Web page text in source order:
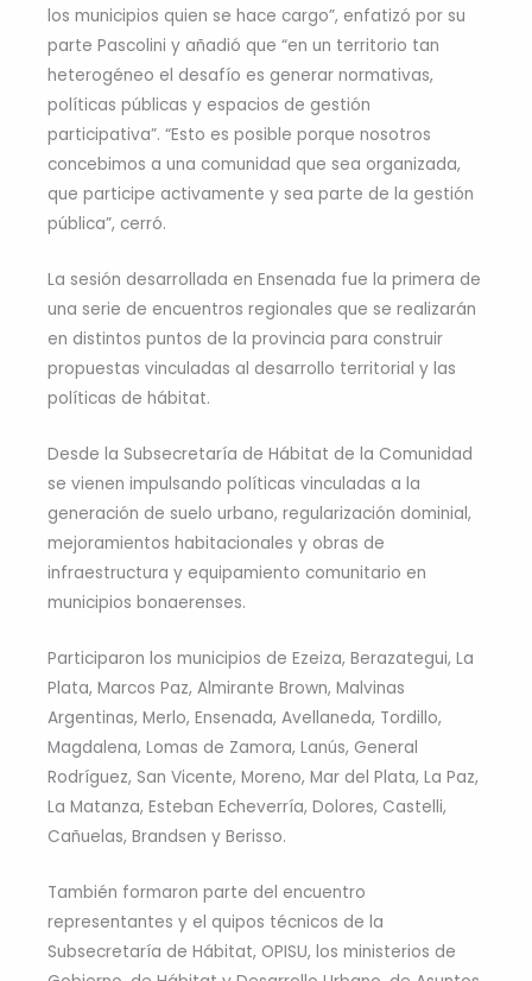
los municipios quien se hace cargo”, enfatizó por su
parte Pascolini y añadió que “en un territorio tan
heterogéneo el desafío es generar normativas,
políticas públicas y espacios de gestión
participativa”. “Esto es posible porque nosotros
concebimos a una comunidad que sea organizada,
que participe activamente y sea parte de la gestión
pública”, cerró.
La sesión desarrollada en Ensenada fue la primera de
una serie de encuentros regionales que se realizarán
en distintos puntos de la provincia para construir
propuestas vinculadas al desarrollo territorial y las
políticas de hábitat.
Desde la Subsecretaría de Hábitat de la Comunidad
se vienen impulsando políticas vinculadas a la
generación de suelo urbano, regularización dominial,
mejoramientos habitacionales y obras de
infraestructura y equipamiento comunitario en
municipios bonaerenses.
Participaron los municipios de Ezeiza, Berazategui, La
Plata, Marcos Paz, Almirante Brown, Malvinas
Argentinas, Merlo, Ensenada, Avellaneda, Tordillo,
Magdalena, Lomas de Zamora, Lanús, General
Rodríguez, San Vicente, Moreno, Mar del Plata, La Paz,
La Matanza, Esteban Echeverría, Dolores, Castelli,
Cañuelas, Brandsen y Berisso.
También formaron parte del encuentro
representantes y el quipos técnicos de la
Subsecretaría de Hábitat, OPISU, los ministerios de